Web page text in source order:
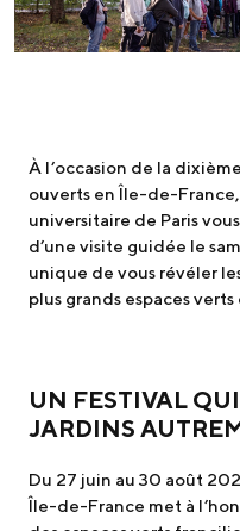
À l’occasion de la
ouverts en Île-de-
universitaire de Paris
d’une visite guidée le
unique de vous révéler
plus grands espaces
UN FESTIVAL
JARDINS
Du 27 juin au 30 août
Île-de-France met à